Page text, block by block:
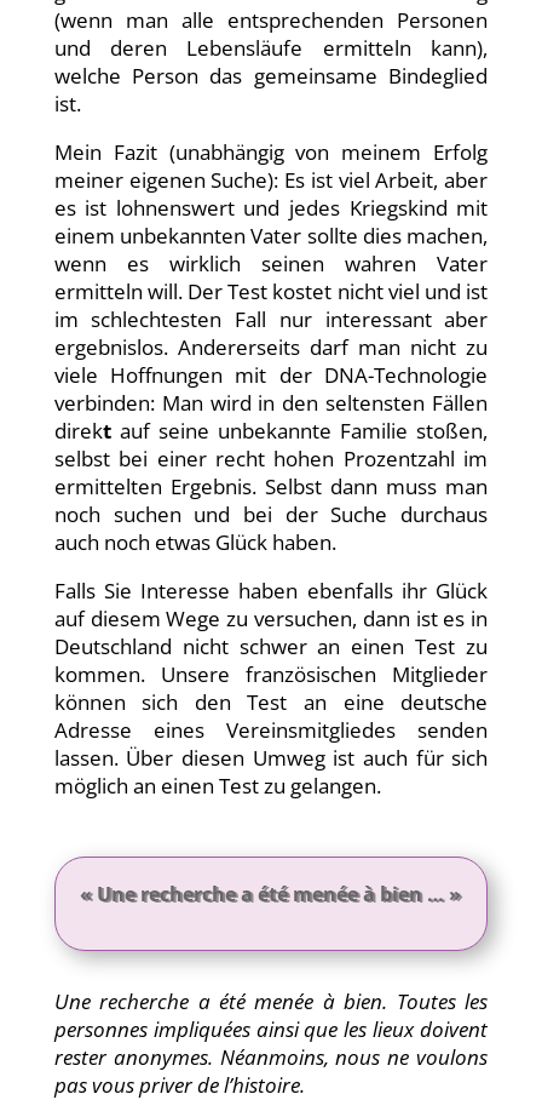
(wenn man alle entsprechenden Personen
und deren Lebensläufe ermitteln kann),
welche Person das gemeinsame Bindeglied
ist.
Mein Fazit (unabhängig von meinem Erfolg
meiner eigenen Suche): Es ist viel Arbeit, aber
es ist lohnenswert und jedes Kriegskind mit
einem unbekannten Vater sollte dies machen,
wenn es wirklich seinen wahren Vater
ermitteln will. Der Test kostet nicht viel und ist
im schlechtesten Fall nur interessant aber
ergebnislos. Andererseits darf man nicht zu
viele Hoffnungen mit der DNA-Technologie
verbinden: Man wird in den seltensten Fällen
direktauf seine unbekannte Familie stoßen,
selbst bei einer recht hohen Prozentzahl im
ermittelten Ergebnis. Selbst dann muss man
noch suchen und bei der Suche durchaus
auch noch etwas Glück haben.
Falls Sie Interesse haben ebenfalls ihr Glück
auf diesem Wege zu versuchen, dann ist es in
Deutschland nicht schwer an einen Test zu
kommen. Unsere französischen Mitglieder
können sich den Test an eine deutsche
Adresse eines Vereinsmitgliedes senden
lassen. Über diesen Umweg ist auch für sich
möglich an einen Test zu gelangen.
« Une recherche a été menée à bien … »
Une recherche a été menée à bien. Toutes les
personnes impliquées ainsi que les lieux doivent
rester anonymes. Néanmoins, nous ne voulons
pas vous priver de l’histoire.